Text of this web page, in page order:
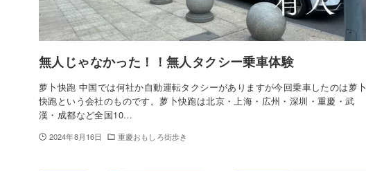
無人じゃなかった！！無人タクシー乗車体験
萝卜快跑 中国では何社か自動運転タクシーがありますが今回乗車したのは萝卜
快跑という会社のものです。萝卜快跑は北京・上海・広州・深圳・重慶・武
漢・成都など全国10…
2024年8月16日 重慶おもしろ街歩き